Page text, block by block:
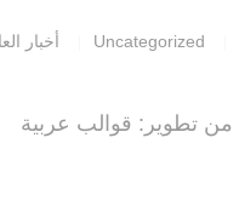
Uncategorized أخبار
من تطوير: قوالب عربية